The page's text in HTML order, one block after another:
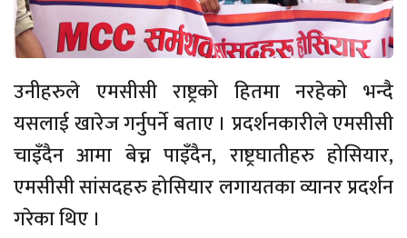
उनीहरुले एमसीसी राष्ट्रको हितमा नरहेको भन्दै
यसलाई खारेज गर्नुपर्ने बताए । प्रदर्शनकारीले एमसीसी
चाइँदैन आमा बेच्न पाइँदैन, राष्ट्रघातीहरु होसियार,
एमसीसी सांसदहरु होसियार लगायतका व्यानर प्रदर्शन
गरेका थिए ।